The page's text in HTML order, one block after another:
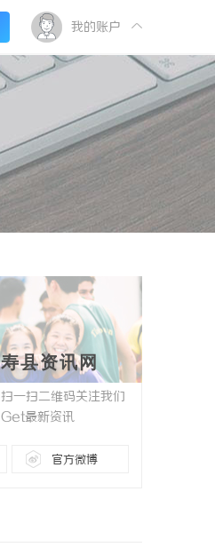
我的账户
寿县资讯网
扫一扫二维码关注我们
Get最新资讯
官方微博